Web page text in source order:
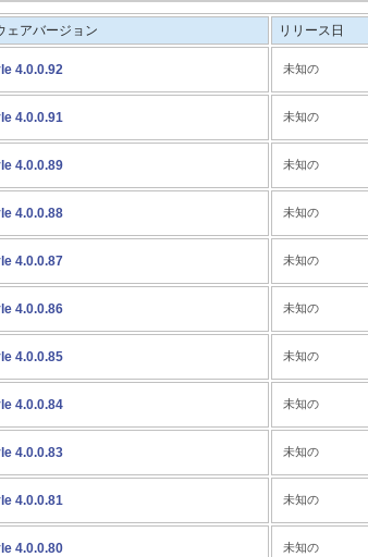
ェアバージョン リリース日
4.0.0.92 未知の
4.0.0.91 未知の
4.0.0.89 未知の
4.0.0.88 未知の
4.0.0.87 未知の
4.0.0.86 未知の
4.0.0.85 未知の
4.0.0.84 未知の
4.0.0.83 未知の
4.0.0.81 未知の
4.0.0.80 未知の